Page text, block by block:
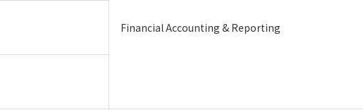
Financial Accounting & Reporting